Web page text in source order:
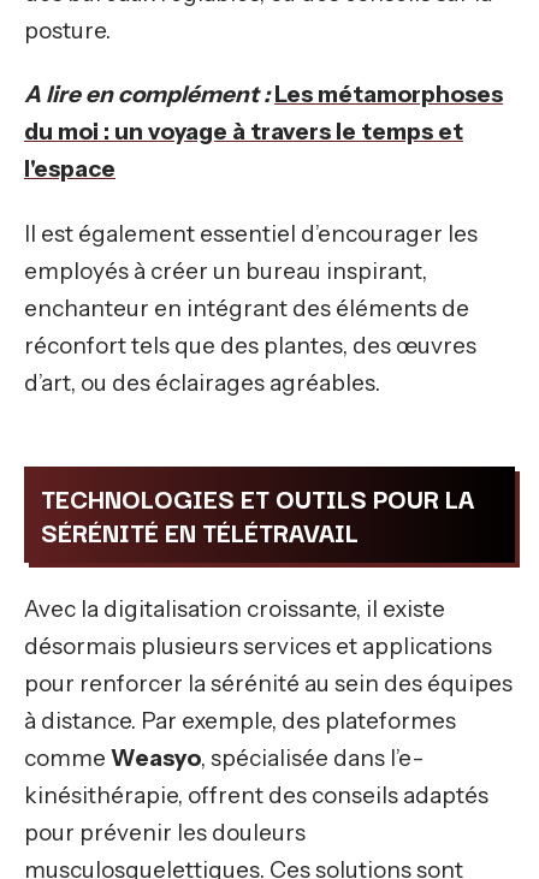
posture.
A lire en complément : Les métamorphoses
du moi : un voyage à travers le temps et
l'espace
Il est également essentiel d’encourager les
employés à créer un bureau inspirant,
enchanteur en intégrant des éléments de
réconfort tels que des plantes, des œuvres
d’art, ou des éclairages agréables.
TECHNOLOGIES ET OUTILS POUR LA
SÉRÉNITÉ EN TÉLÉTRAVAIL
Avec la digitalisation croissante, il existe
désormais plusieurs services et applications
pour renforcer la sérénité au sein des équipes
à distance. Par exemple, des plateformes
comme Weasyo, spécialisée dans l’e-
kinésithérapie, offrent des conseils adaptés
pour prévenir les douleurs
musculosquelettiques. Ces solutions sont